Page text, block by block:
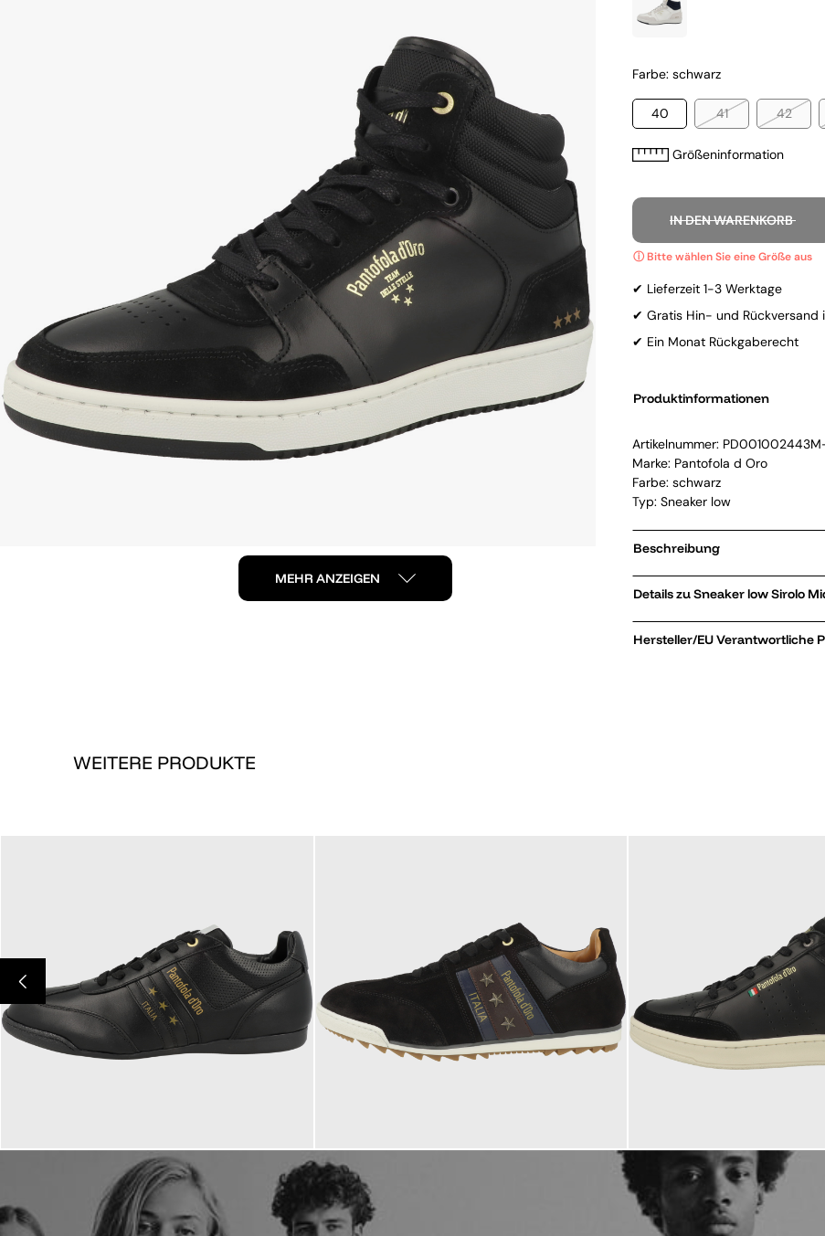
MEHR ANZEIGEN
Farbe: schwarz
40 41 42
Größeninformation
IN DEN WARENKORB
✔ Lieferzeit 1-3 Werktage
✔ Gratis Hin- und Rückversand
✔ Ein Monat Rückgaberecht
Produktinformationen
Artikelnummer:
Marke: Pantofola d Oro
Farbe: schwarz
Typ: Sneaker low
Beschreibung
Details zu
Hersteller/EU Verantwortliche
WEITERE PRODUKTE